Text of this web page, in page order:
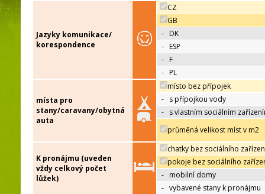
Jazyky komunikace/
korespondence
CZ
GB
- DK
- ESP
- F
- PL
místa pro
stany/caravany/obytná
auta
místo bez přípojek
- s přípojkou vody
- s vlastním sociálním
průměná velikost míst v m2
K pronájmu (uveden
vždy celkový počet
lůžek)
chatky bez sociálního
pokoje bez sociálního
- mobilní domy
- vybavené stany k pronájmu